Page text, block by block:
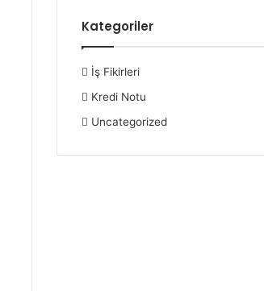
Kategoriler
İş Fikirleri
Kredi Notu
Uncategorized